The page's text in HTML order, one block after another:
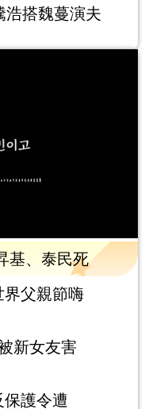
搭魏蔓演夫
基、泰民死
父親節嗨
新女友害
護令遭